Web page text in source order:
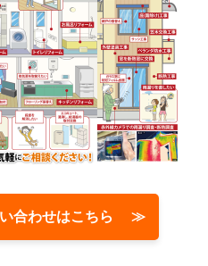
い合わせはこちら ≫